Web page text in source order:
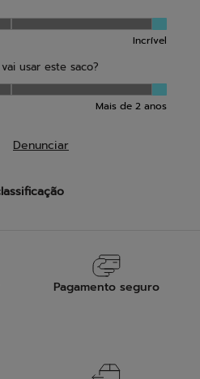
Pagamento seguro